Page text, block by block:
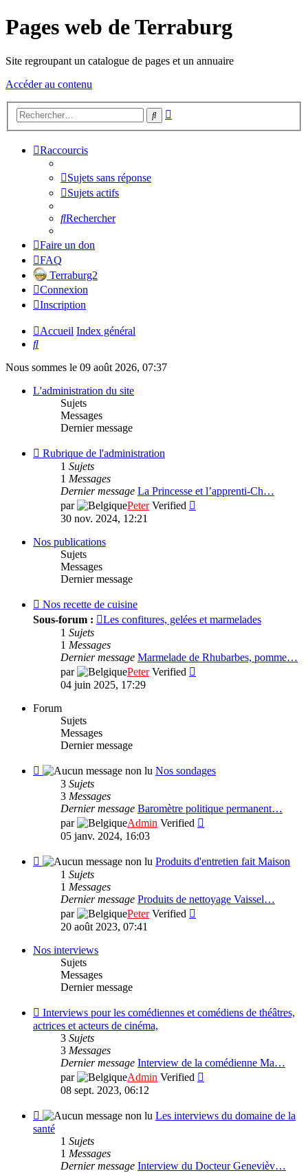
Pages web de Terraburg
Site regroupant un catalogue de pages et un annuaire
Accéder au contenu
Rechercher
Raccourcis
Sujets sans réponse
Sujets actifs
Rechercher
Faire un don
FAQ
Terraburg2
Connexion
Inscription
Accueil Index général
Rechercher
Nous sommes le 09 août 2026, 07:37
L'administration du site
Sujets
Messages
Dernier message
Flux
Rubrique
l'administration
Rubrique de l'administration
1 Sujets
1 Messages
Dernier message La Princesse et l’apprenti-Ch…
par
Peter Verified
30 nov. 2024, 12:21
Nos publications
Sujets
Messages
Dernier message
Flux
Nos
recette
cuisine
Nos recette de cuisine
Sous-forum :
Les confitures, gelées et marmelades
1 Sujets
1 Messages
Dernier message Marmelade de Rhubarbes, pomme…
par
Peter Verified
04 juin 2025, 17:29
Forum
Sujets
Messages
Dernier message
Flux
sondages
Nos sondages
3 Sujets
3 Messages
Dernier message Baromètre politique permanent…
par
Admin Verified
message
05 janv. 2024, 16:03
Flux
Produits
d'entretien
Maison
Produits d'entretien fait Maison
1 Sujets
1 Messages
Dernier message Produits de nettoyage Vaissel…
par
Peter Verified
20 août 2023, 07:41
Nos interviews
Sujets
Messages
Dernier message
Flux
-
Interviews
comédiennes
comédiens
de
théâtres,
actrices
acteurs
Interviews pour les comédiennes et comédiens de théâtres,
actrices et acteurs de cinéma,
3 Sujets
3 Messages
Dernier message Interview de la comédienne Ma…
par
Admin Verified
message
08 sept. 2023, 06:12
Flux
-
interviews
Les interviews du domaine de la
santé
1 Sujets
1 Messages
Dernier message Interview du Docteur Genevièv…